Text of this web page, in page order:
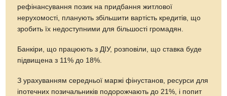
рефінансування позик на придбання житлової
нерухомості, планують збільшити вартість кредитів, що
зробить їх недоступними для більшості громадян.
Банкіри, що працюють з ДІУ, розповіли, що ставка буде
підвищена з 11% до 18%.
З урахуванням середньої маржі фінустанов, ресурси для
іпотечних позичальників подорожчають до 21%, і попит